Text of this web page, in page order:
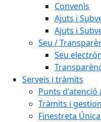
Convenis
Ajuts i
Ajuts i
Seu /
Seu
Serveis i tràmits
Punts d'atenció
Tràmits i
Finestreta